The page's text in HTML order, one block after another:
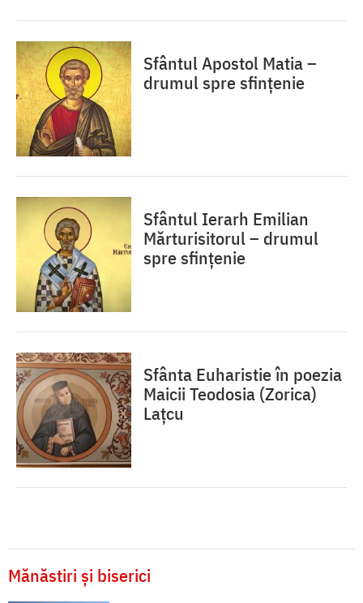
Sfântul Apostol Matia –
drumul spre sfințenie
Sfântul Ierarh Emilian
Mărturisitorul – drumul
spre sfințenie
Sfânta Euharistie în poezia
Maicii Teodosia (Zorica)
Lațcu
Mănăstiri și biserici